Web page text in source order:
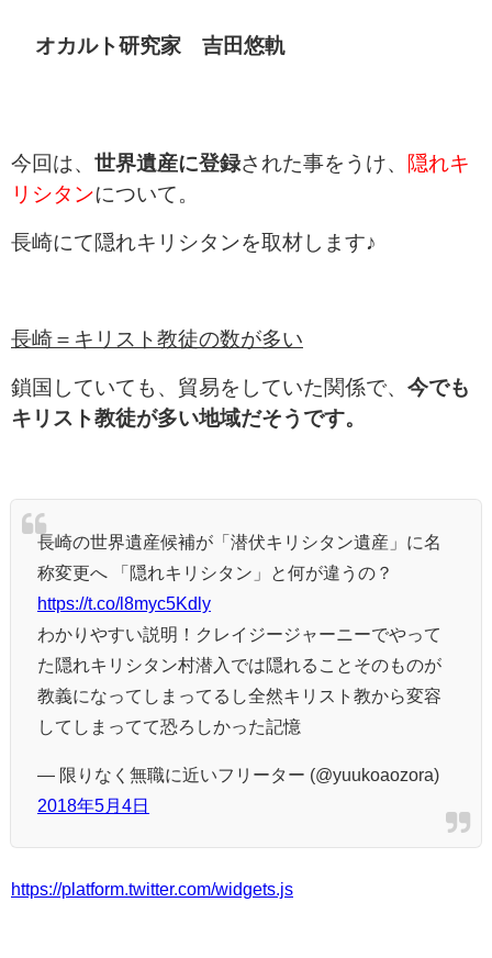
オカルト研究家 吉田悠軌
今回は、 世界遺産に登録された事をうけ、 隠れキ
リシタンについて。
長崎にて隠れキリシタンを取材します♪
長崎＝キリスト教徒の数が多い
鎖国していても、貿易をしていた関係で、 今でも
キリスト教徒が多い地域だそうです。
長崎の世界遺産候補が「潜伏キリシタン遺産」に名
称変更へ 「隠れキリシタン」と何が違うの？
https://t.co/l8myc5Kdly
わかりやすい説明！クレイジージャーニーでやって
た隠れキリシタン村潜入では隠れることそのものが
教義になってしまってるし全然キリスト教から変容
してしまってて恐ろしかった記憶
— 限りなく無職に近いフリーター (@yuukoaozora)
2018年5月4日
https://platform.twitter.com/widgets.js